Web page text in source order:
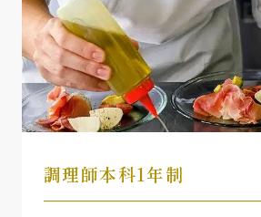
調理師本科1年制